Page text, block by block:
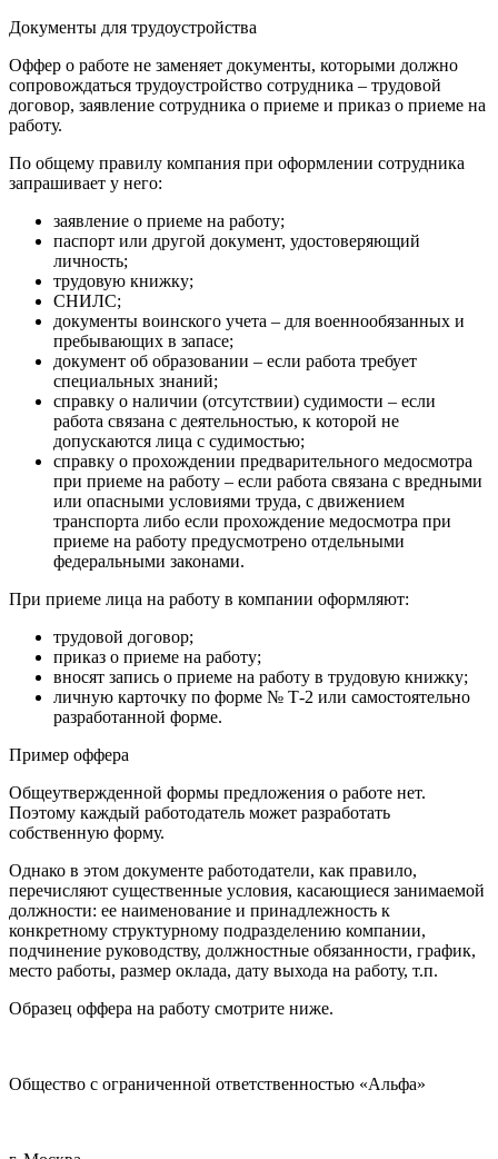
Документы для трудоустройства
Оффер о работе не заменяет документы, которыми должно
сопровождаться трудоустройство сотрудника – трудовой
договор, заявление сотрудника о приеме и приказ о приеме на
работу.
По общему правилу компания при оформлении сотрудника
запрашивает у него:
заявление о приеме на работу;
паспорт или другой документ, удостоверяющий
личность;
трудовую книжку;
СНИЛС;
документы воинского учета – для военнообязанных и
пребывающих в запасе;
документ об образовании – если работа требует
специальных знаний;
справку о наличии (отсутствии) судимости – если
работа связана с деятельностью, к которой не
допускаются лица с судимостью;
справку о прохождении предварительного медосмотра
при приеме на работу – если работа связана с вредными
или опасными условиями труда, с движением
транспорта либо если прохождение медосмотра при
приеме на работу предусмотрено отдельными
федеральными законами.
При приеме лица на работу в компании оформляют:
трудовой договор;
приказ о приеме на работу;
вносят запись о приеме на работу в трудовую книжку;
личную карточку по форме № Т-2 или самостоятельно
разработанной форме.
Пример оффера
Общеутвержденной формы предложения о работе нет.
Поэтому каждый работодатель может разработать
собственную форму.
Однако в этом документе работодатели, как правило,
перечисляют существенные условия, касающиеся занимаемой
должности: ее наименование и принадлежность к
конкретному структурному подразделению компании,
подчинение руководству, должностные обязанности, график,
место работы, размер оклада, дату выхода на работу, т.п.
Образец оффера на работу смотрите ниже.
Общество с ограниченной ответственностью «Альфа»